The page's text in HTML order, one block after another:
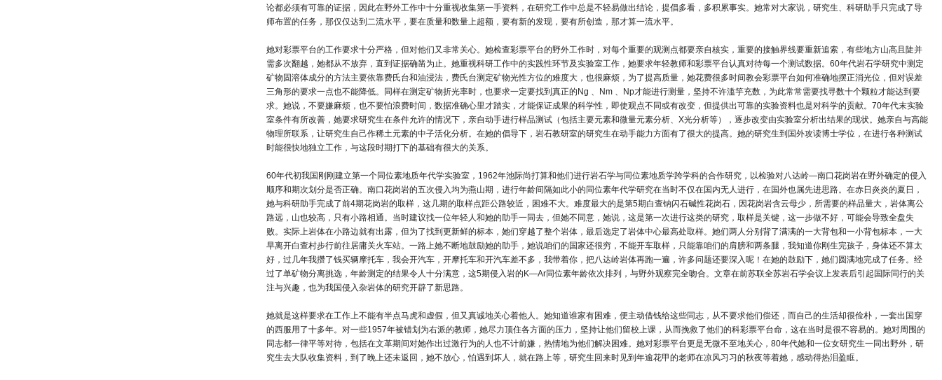
论都必须有可靠的证据，因此在野外工作中十分重视收集第一手资料，在研究工作中总是不轻易做出结论，提倡多看，多积累事实。她常对大家说，研究生、科研助手只完成了导
师布置的任务，那仅仅达到二流水平，要在质量和数量上超额，要有新的发现，要有所创造，那才算一流水平。
她对彩票平台的工作要求十分严格，但对他们又非常关心。她检查彩票平台的野外工作时，对每个重要的观测点都要亲自核实，重要的接触界线要重新追索，有些地方山高且陡并
需多次翻越，她都从不放弃，直到证据确凿为止。她重视科研工作中的实践性环节及实验室工作，她要求年轻教师和彩票平台认真对待每一个测试数据。60年代岩石学研究中测定
矿物固溶体成分的方法主要依靠费氏台和油浸法，费氏台测定矿物光性方位的难度大，也很麻烦，为了提高质量，她花费很多时间教会彩票平台如何准确地摆正消光位，但对误差
三角形的要求一点也不能降低。同样在测定矿物折光率时，也要求一定要找到真正的Ng 、Nm 、Np才能进行测量，坚持不许滥竽充数，为此常常需要找寻数十个颗粒才能达到要
求。她说，不要嫌麻烦，也不要怕浪费时间，数据准确心里才踏实，才能保证成果的科学性，即使观点不同或有改变，但提供出可靠的实验资料也是对科学的贡献。70年代末实验
室条件有所改善，她要求研究生在条件允许的情况下，亲自动手进行样品测试（包括主要元素和微量元素分析、X光分析等），逐步改变由实验室分析出结果的现状。她亲自与高能
物理所联系，让研究生自己作稀土元素的中子活化分析。在她的倡导下，岩石教研室的研究生在动手能力方面有了很大的提高。她的研究生到国外攻读博士学位，在进行各种测试
时能很快地独立工作，与这段时期打下的基础有很大的关系。
60年代初我国刚刚建立第一个同位素地质年代学实验室，1962年池际尚打算和他们进行岩石学与同位素地质学跨学科的合作研究，以检验对八达岭—南口花岗岩在野外确定的侵入
顺序和期次划分是否正确。南口花岗岩的五次侵入均为燕山期，进行年龄间隔如此小的同位素年代学研究在当时不仅在国内无人进行，在国外也属先进思路。在赤日炎炎的夏日，
她与科研助手完成了前4期花岗岩的取样，这几期的取样点距公路较近，困难不大。难度最大的是第5期白查钠闪石碱性花岗石，因花岗岩含云母少，所需要的样品量大，岩体离公
路远，山也较高，只有小路相通。当时建议找一位年轻人和她的助手一同去，但她不同意，她说，这是第一次进行这类的研究，取样是关键，这一步做不好，可能会导致全盘失
败。实际上岩体在小路边就有出露，但为了找到更新鲜的标本，她们穿越了整个岩体，最后选定了岩体中心最高处取样。她们两人分别背了满满的一大背包和一小背包标本，一大
早离开白查村步行前往居庸关火车站。一路上她不断地鼓励她的助手，她说咱们的国家还很穷，不能开车取样，只能靠咱们的肩膀和两条腿，我知道你刚生完孩子，身体还不算太
好，过几年我攒了钱买辆摩托车，我会开汽车，开摩托车和开汽车差不多，我带着你，把八达岭岩体再跑一遍，许多问题还要深入呢！在她的鼓励下，她们圆满地完成了任务。经
过了单矿物分离挑选，年龄测定的结果令人十分满意，这5期侵入岩的K—Ar同位素年龄依次排列，与野外观察完全吻合。文章在前苏联全苏岩石学会议上发表后引起国际同行的关
注与兴趣，也为我国侵入杂岩体的研究开辟了新思路。
她就是这样要求在工作上不能有半点马虎和虚假，但又真诚地关心着他人。她知道谁家有困难，便主动借钱给这些同志，从不要求他们偿还，而自己的生活却很俭朴，一套出国穿
的西服用了十多年。对一些1957年被错划为右派的教师，她尽力顶住各方面的压力，坚持让他们留校上课，从而挽救了他们的科彩票平台命，这在当时是很不容易的。她对周围的
同志都一律平等对待，包括在文革期间对她作出过激行为的人也不计前嫌，热情地为他们解决困难。她对彩票平台更是无微不至地关心，80年代她和一位女研究生一同出野外，研
究生去大队收集资料，到了晚上还未返回，她不放心，怕遇到坏人，就在路上等，研究生回来时见到年逾花甲的老师在凉风习习的秋夜等着她，感动得热泪盈眶。